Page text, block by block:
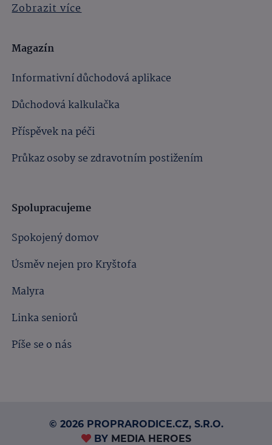
Zobrazit více
Magazín
Informativní důchodová aplikace
Důchodová kalkulačka
Příspěvek na péči
Průkaz osoby se zdravotním postižením
Spolupracujeme
Spokojený domov
Úsměv nejen pro Kryštofa
Malyra
Linka seniorů
Píše se o nás
© 2026 PROPRARODICE.CZ, S.R.O.
BY MEDIA HEROES